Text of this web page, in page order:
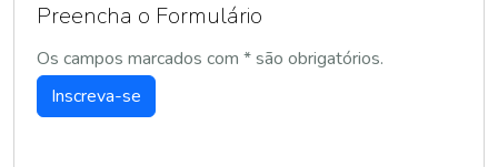
Preencha o Formulário
Os campos marcados com * são obrigatórios.
Inscreva-se